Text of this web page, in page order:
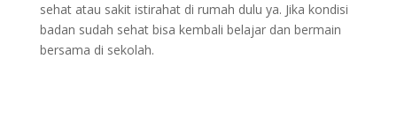
sehat atau sakit istirahat di rumah dulu ya. Jika kondisi
badan sudah sehat bisa kembali belajar dan bermain
bersama di sekolah.